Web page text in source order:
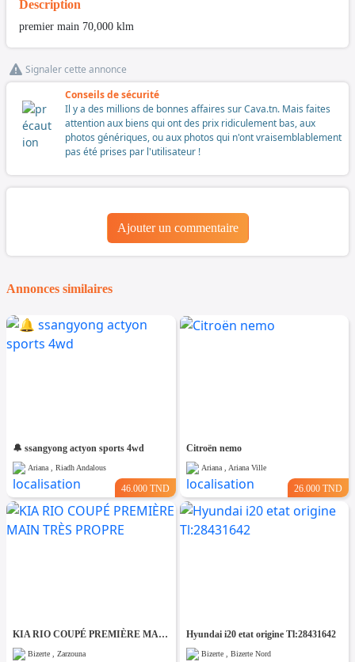
Description
premier main 70,000 klm
Signaler cette annonce
Conseils de sécurité
Il y a des millions de bonnes affaires sur Cava.tn. Mais faites
attention aux biens qui ont des prix ridiculement bas, aux
photos génériques, ou aux photos qui n'ont vraisemblablement
pas été prises par l'utilisateur !
Ajouter un commentaire
Annonces similaires
🔔 ssangyong actyon sports 4wd
Ariana , Riadh Andalous
46.000 TND
Citroën nemo
Ariana , Ariana Ville
26.000 TND
KIA RIO COUPÉ PREMIÈRE MAIN TRÈS PROPRE
Bizerte , Zarzouna
Hyundai i20 etat origine Tl:28431642
Bizerte , Bizerte Nord